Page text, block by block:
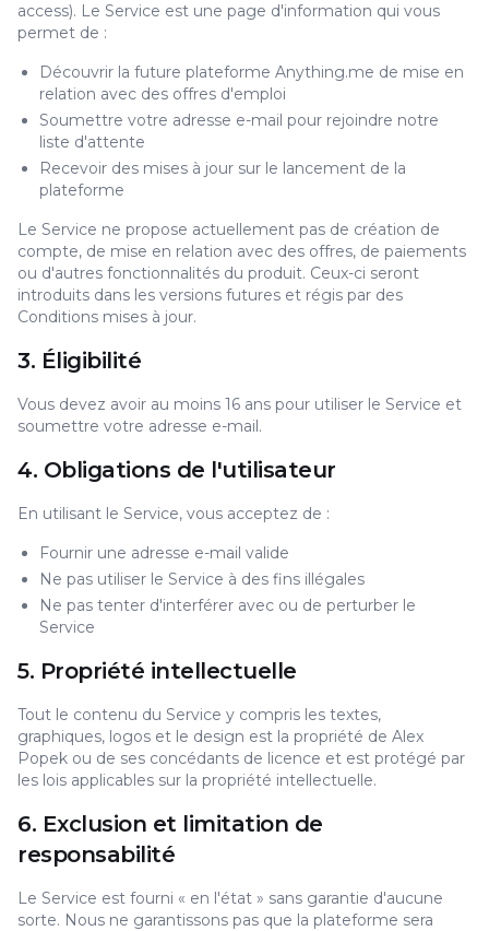
access). Le Service est une page d'information qui vous
permet de :
Découvrir la future plateforme Anything.me de mise en
relation avec des offres d'emploi
Soumettre votre adresse e-mail pour rejoindre notre
liste d'attente
Recevoir des mises à jour sur le lancement de la
plateforme
Le Service ne propose actuellement pas de création de
compte, de mise en relation avec des offres, de paiements
ou d'autres fonctionnalités du produit. Ceux-ci seront
introduits dans les versions futures et régis par des
Conditions mises à jour.
3. Éligibilité
Vous devez avoir au moins 16 ans pour utiliser le Service et
soumettre votre adresse e-mail.
4. Obligations de l'utilisateur
En utilisant le Service, vous acceptez de :
Fournir une adresse e-mail valide
Ne pas utiliser le Service à des fins illégales
Ne pas tenter d'interférer avec ou de perturber le
Service
5. Propriété intellectuelle
Tout le contenu du Service y compris les textes,
graphiques, logos et le design est la propriété de Alex
Popek ou de ses concédants de licence et est protégé par
les lois applicables sur la propriété intellectuelle.
6. Exclusion et limitation de
responsabilité
Le Service est fourni « en l'état » sans garantie d'aucune
sorte. Nous ne garantissons pas que la plateforme sera